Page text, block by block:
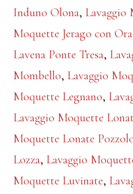
Induno Olona, Lavaggio
Moquette Jerago con
Lavena Ponte Tresa,
Mombello, Lavaggio
Moquette Legnano,
Lavaggio Moquette
Moquette Lonate
Lozza, Lavaggio
Moquette Luvinate,